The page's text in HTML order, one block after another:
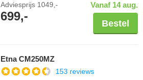
Adviesprijs 1049,-
699,-
Vanaf 14 aug.
Bestel
Etna CM250MZ
153 reviews